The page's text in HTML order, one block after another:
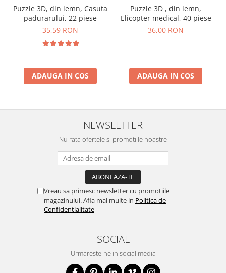
Puzzle 3D, din lemn, Casuta
padurarului, 22 piese
35,59 RON
ADAUGA IN COS
Puzzle 3D , din lemn,
Elicopter medical, 40 piese
36,00 RON
ADAUGA IN COS
NEWSLETTER
Nu rata ofertele si promotiile noastre
Vreau sa primesc newsletter cu promotiile
magazinului. Afla mai multe in Politica de
Confidentialitate
SOCIAL
Urmareste-ne in social media